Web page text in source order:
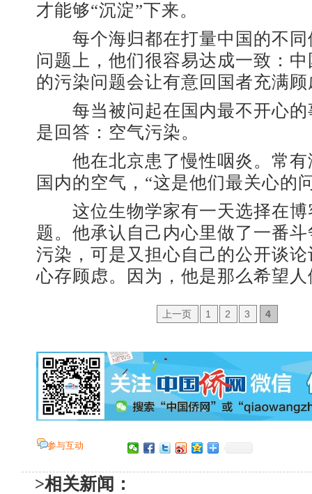
才能够“沉淀”下来。
每个海归都在打量中国的不同
问题上，他们很容易达成一致：
的污染问题会让有意回国者充满
每当被问起在国内最不开心的
是回答：空气污染。
他在北京患了慢性咽炎。常有
国内的空气，“这是他们最关心的
这位生物学家有一天选择在博
题。他承认自己内心里做了一番
污染，可是又担心自己的公开谈
心存顾虑。因为，他是那么希望
上一页 1 2 3 4
参与互动
>相关新闻：